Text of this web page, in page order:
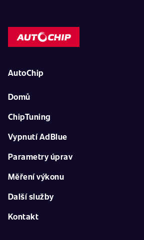
AutoChip
Domů
ChipTuning
Vypnutí AdBlue
Parametry úprav
Měření výkonu
Další služby
Kontakt